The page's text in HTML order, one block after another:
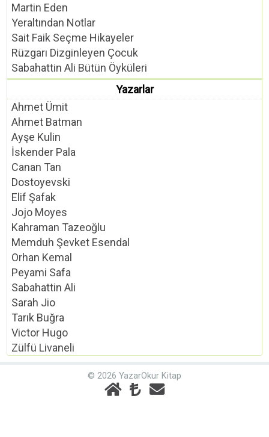
Martin Eden
Yeraltından Notlar
Sait Faik Seçme Hikayeler
Rüzgarı Dizginleyen Çocuk
Sabahattin Ali Bütün Öyküleri
Yazarlar
Ahmet Ümit
Ahmet Batman
Ayşe Kulin
İskender Pala
Canan Tan
Dostoyevski
Elif Şafak
Jojo Moyes
Kahraman Tazeoğlu
Memduh Şevket Esendal
Orhan Kemal
Peyami Safa
Sabahattin Ali
Sarah Jio
Tarık Buğra
Victor Hugo
Zülfü Livaneli
© 2026 YazarOkur Kitap